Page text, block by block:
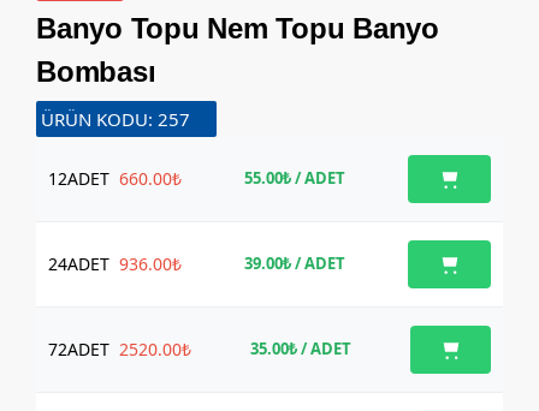
Banyo Topu Nem Topu Banyo
Bombası
ÜRÜN KODU: 257
12ADET 660.00₺ 55.00₺/ ADET
24ADET 936.00₺ 39.00₺/ ADET
72ADET 2520.00₺ 35.00₺/ ADET